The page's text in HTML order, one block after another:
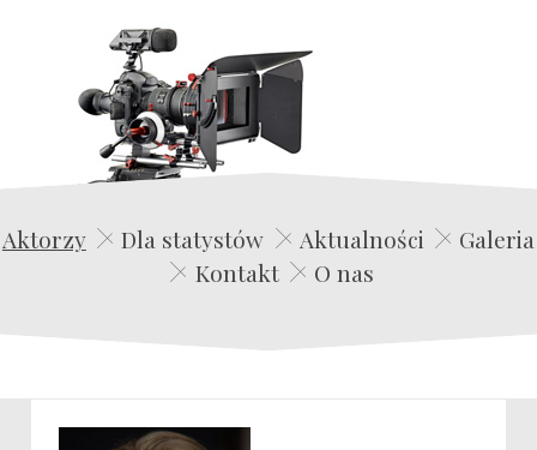
Edwin Film Agencja Aktorska
Aktorzy Dla statystów Aktualności
Galeria
Kontakt
O nas